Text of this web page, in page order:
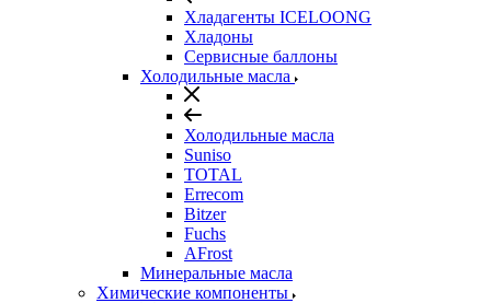
Хладагенты ICELOONG
Хладоны
Сервисные баллоны
Холодильные масла
Холодильные масла
Suniso
TOTAL
Errecom
Bitzer
Fuchs
AFrost
Минеральные масла
Химические компоненты